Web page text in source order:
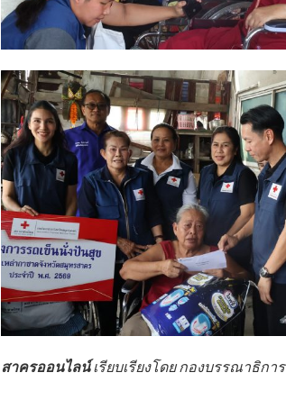
สาครออนไลน์เรียบเรียงโดย กองบรรณาธิการ